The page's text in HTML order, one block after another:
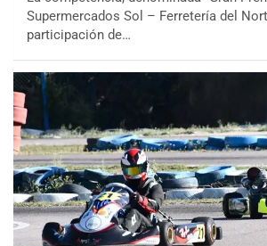
Supermercados Sol – Ferretería del
participación de…